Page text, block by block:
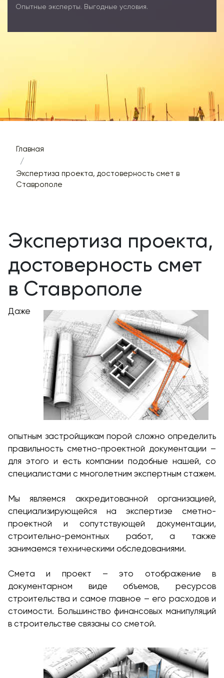
Опытные эксперты. Выгодные условия.
Главная
Экспертиза проекта, достоверность смет в
Ставрополе
Экспертиза проекта,
достоверность смет
в Ставрополе
Даже
опытным застройщикам порой сложно определить
правильность сметно-проектной документации –
для этого и есть компании подобные нашей, со
специалистами с многолетним экспертным стажем.
Мы являемся аккредитованной организацией,
специализирующейся на экспертизе сметно-
проектной и сопутствующей документации,
строительно-ремонтных работ, а также
занимаемся техническими обследованиями.
Смета и проект – это отображение в
документарном виде объемов, ресурсов
строительства и самое главное – его расходов и
стоимости. Большинство финансовых манипуляций
в строительстве связаны со сметой.